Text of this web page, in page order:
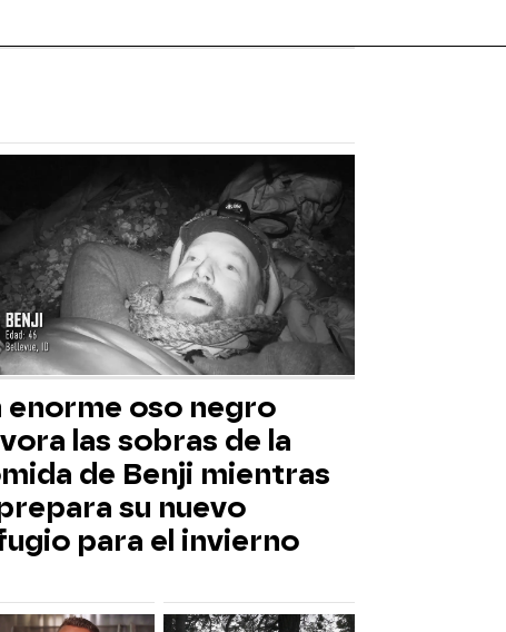
enorme oso negro
las sobras de la
de Benji mientras
su nuevo
para el invierno